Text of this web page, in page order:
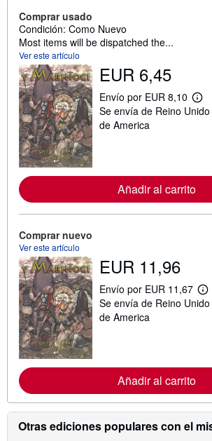
Comprar usado
Condición: Como Nuevo
Most items will be dispatched the...
Ver este artículo
EUR 6,45
Envío por EUR 8,10
M
á
r
i
e
l
s
d
e
Se envía de Reino
de America
Añadir al carrito
Comprar nuevo
Ver este artículo
EUR 11,96
Envío por EUR 11,67
M
á
r
i
ó
n
Se envía de Reino
de America
Añadir al carrito
Otras ediciones populares con el